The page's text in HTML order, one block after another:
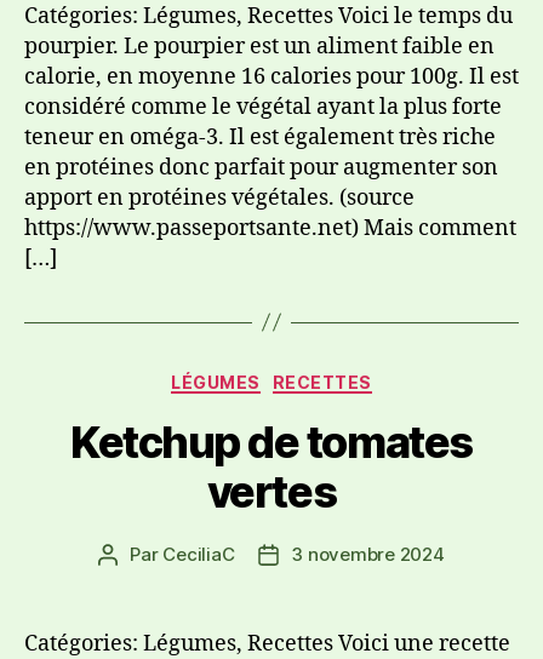
Catégories: Légumes, Recettes Voici le temps du
pourpier. Le pourpier est un aliment faible en
calorie, en moyenne 16 calories pour 100g. Il est
considéré comme le végétal ayant la plus forte
teneur en oméga-3. Il est également très riche
en protéines donc parfait pour augmenter son
apport en protéines végétales. (source
https://www.passeportsante.net) Mais comment
[…]
LÉGUMES RECETTES
Ketchup de tomates
vertes
Par CeciliaC 3 novembre 2024
Catégories: Légumes, Recettes Voici une recette